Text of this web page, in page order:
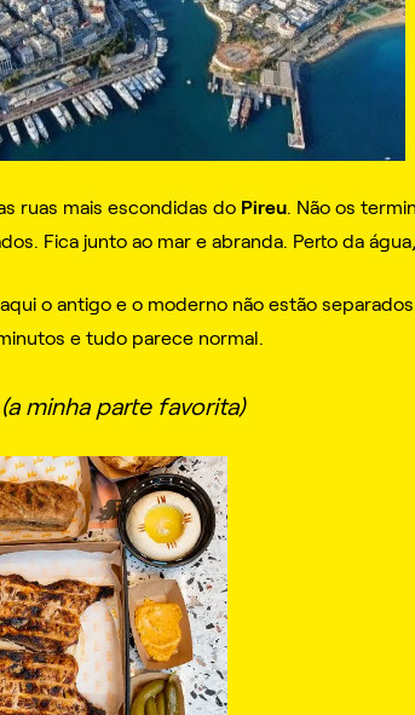
ruas mais escondidas do Pireu. Não os
Fica junto ao mar e abranda. Perto da
o antigo e o moderno não estão
e tudo parece normal.
(a minha parte favorita)